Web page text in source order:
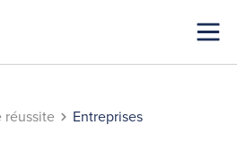
réussite Entreprises